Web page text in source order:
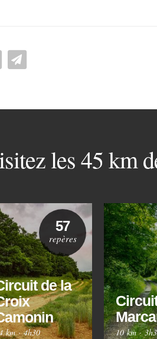
les 45 km
de la
km·4h30
57
repères
10 km·